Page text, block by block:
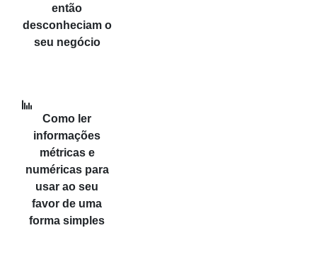
então
desconheciam o
seu negócio
Como ler
informações
métricas e
numéricas para
usar ao seu
favor de uma
forma simples